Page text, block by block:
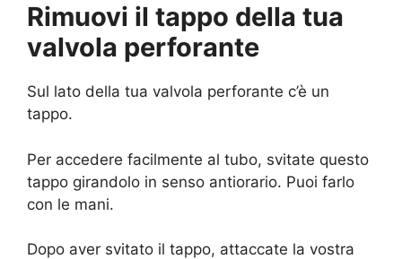
Rimuovi il tappo della tua
valvola perforante
Sul lato della tua valvola perforante c’è un
tappo.
Per accedere facilmente al tubo, svitate questo
tappo girandolo in senso antiorario. Puoi farlo
con le mani.
Dopo aver svitato il tappo, attaccate la vostra